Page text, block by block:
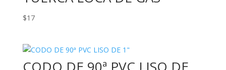
$17